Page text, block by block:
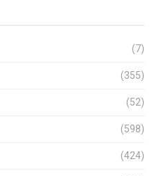
(7)
(355)
(52)
(598)
(424)